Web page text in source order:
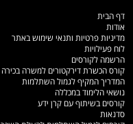
דף הבית
אודות
מדיניות פרטיות ותנאי שימוש באתר
לוח פעילויות
הרשמה לקורסים
קורס הכשרת דירקטורים למשרה בכירה
המדריך המקיף לגמול השתלמות
נושאי הלימוד במכללה
קורסים בשיתוף עם קרן ידע
סדנאות